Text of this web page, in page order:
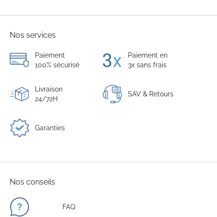
Nos services
Paiement
100% sécurisé
Paiement en
3x sans frais
Livraison
24/72H
SAV & Retours
Garanties
Nos conseils
FAQ